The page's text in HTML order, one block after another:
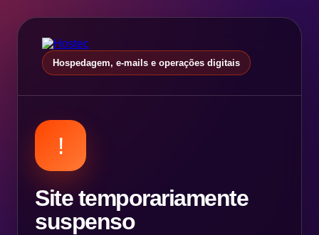
Hospedagem, e-mails e operações digitais
!
Site temporariamente
suspenso